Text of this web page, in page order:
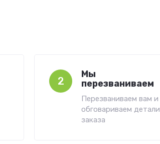
2
Мы
перезваниваем
Перезваниваем вам и
обговариваем детали
заказа